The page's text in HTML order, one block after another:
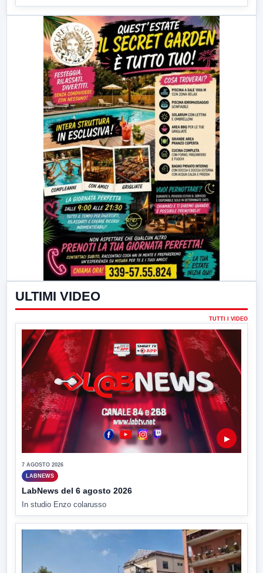
ULTIMI VIDEO
TUTTI I VIDEO
▶
7 AGOSTO 2026
LABNEWS
LabNews del 6 agosto 2026
In studio Enzo colarusso